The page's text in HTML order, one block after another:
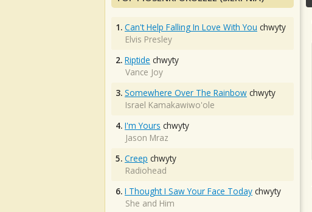
1. Can't Help Falling In Love With You chwyty
Elvis Presley
2. Riptide chwyty
Vance Joy
3. Somewhere Over The Rainbow chwyty
Israel Kamakawiwo'ole
4. I'm Yours chwyty
Jason Mraz
5. Creep chwyty
Radiohead
6. I Thought I Saw Your Face Today chwyty
She and Him